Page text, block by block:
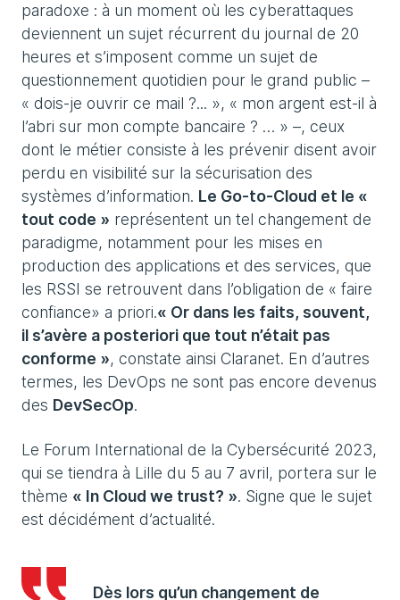
paradoxe : à un moment où les cyberattaques
deviennent un sujet récurrent du journal de 20
heures et s’imposent comme un sujet de
questionnement quotidien pour le grand public –
« dois-je ouvrir ce mail ?... », « mon argent est-il à
l’abri sur mon compte bancaire ? … » –, ceux
dont le métier consiste à les prévenir disent avoir
perdu en visibilité sur la sécurisation des
systèmes d’information. Le Go-to-Cloud et le «
tout code » représentent un tel changement de
paradigme, notamment pour les mises en
production des applications et des services, que
les RSSI se retrouvent dans l’obligation de « faire
confiance» a priori.« Or dans les faits, souvent,
il s’avère a posteriori que tout n’était pas
conforme », constate ainsi Claranet. En d’autres
termes, les DevOps ne sont pas encore devenus
des DevSecOp.
Le Forum International de la Cybersécurité 2023,
qui se tiendra à Lille du 5 au 7 avril, portera sur le
thème « In Cloud we trust? ». Signe que le sujet
est décidément d’actualité.
Dès lors qu’un changement de